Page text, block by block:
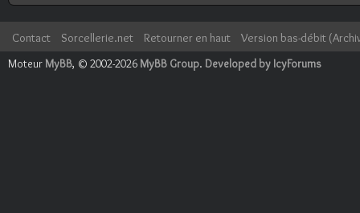
Contact Sorcellerie.net Retourner en haut
Version bas-débit
Moteur MyBB, © 2002-2026 MyBB Group. Developed by IcyForums